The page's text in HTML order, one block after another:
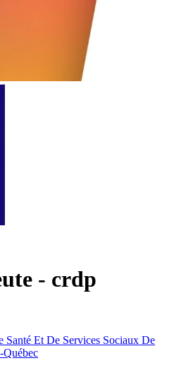
- crdp
Santé Et De Services Sociaux De